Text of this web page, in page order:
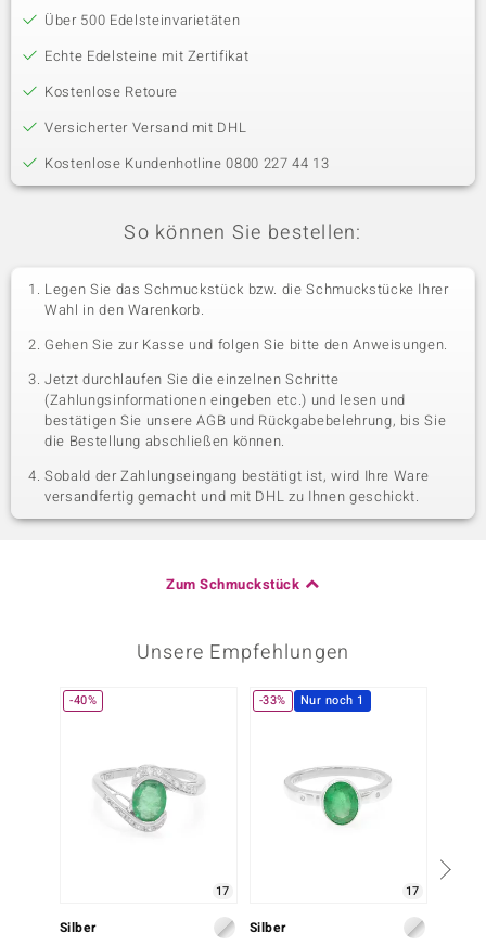
Über 500 Edelsteinvarietäten
Echte Edelsteine mit Zertifikat
Kostenlose Retoure
Versicherter Versand mit DHL
Kostenlose Kundenhotline 0800 227 44 13
So können Sie bestellen:
Legen Sie das Schmuckstück bzw. die Schmuckstücke Ihrer
Wahl in den Warenkorb.
Gehen Sie zur Kasse und folgen Sie bitte den Anweisungen.
Jetzt durchlaufen Sie die einzelnen Schritte
(Zahlungsinformationen eingeben etc.) und lesen und
bestätigen Sie unsere AGB und Rückgabebelehrung, bis Sie
die Bestellung abschließen können.
Sobald der Zahlungseingang bestätigt ist, wird Ihre Ware
versandfertig gemacht und mit DHL zu Ihnen geschickt.
Zum Schmuckstück
Unsere Empfehlungen
-40%
17
Silber
-33% Nur noch 1
17
Silber